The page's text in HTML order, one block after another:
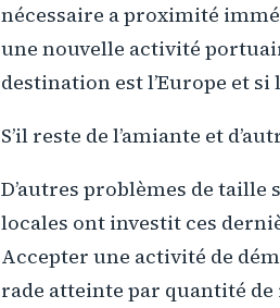
nécessaire a proximité
une nouvelle activité
destination est l’Europe et si
S’il reste de l’amiante et
D’autres problèmes de taille
locales ont investit ces
Accepter une activité de
rade atteinte par quantité